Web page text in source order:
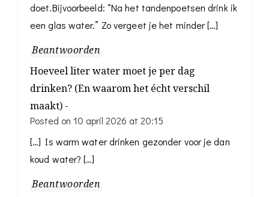
doet.Bijvoorbeeld: “Na het tandenpoetsen drink ik
een glas water.” Zo vergeet je het minder […]
Beantwoorden
Hoeveel liter water moet je per dag
drinken? (En waarom het écht verschil
maakt) -
Posted on 10 april 2026 at 20:15
[…] Is warm water drinken gezonder voor je dan
koud water? […]
Beantwoorden